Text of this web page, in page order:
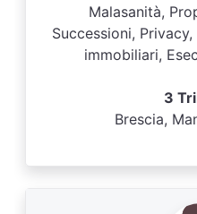
Malasanità,
Successioni,
immobiliari,
3
Brescia,